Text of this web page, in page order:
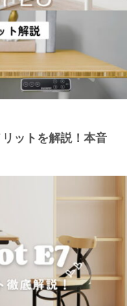
ットを解説！本音